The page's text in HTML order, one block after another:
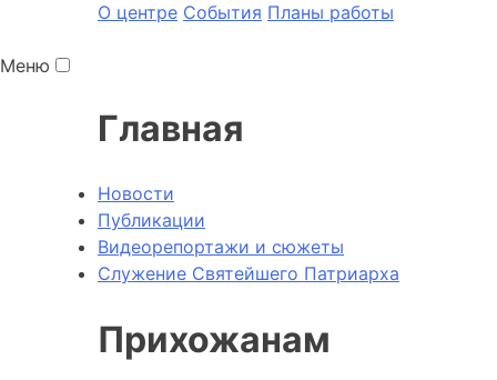
О центре События Планы работы
Меню
Главная
Новости
Публикации
Видеорепортажи и сюжеты
Служение Святейшего Патриарха
Прихожанам